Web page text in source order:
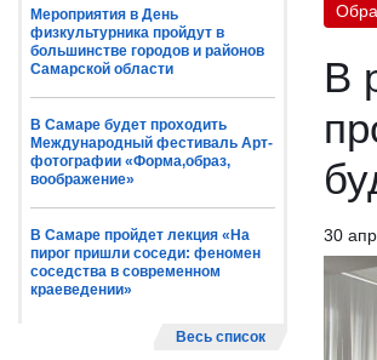
Мероприятия в День
физкультурника пройдут в
большинстве городов и районов
Самарской области
В Самаре будет проходить
Международный фестиваль Арт-
фотографии «Форма,образ,
воображение»
В Самаре пройдет лекция «На
пирог пришли соседи: феномен
соседства в современном
краеведении»
Весь список
В
30